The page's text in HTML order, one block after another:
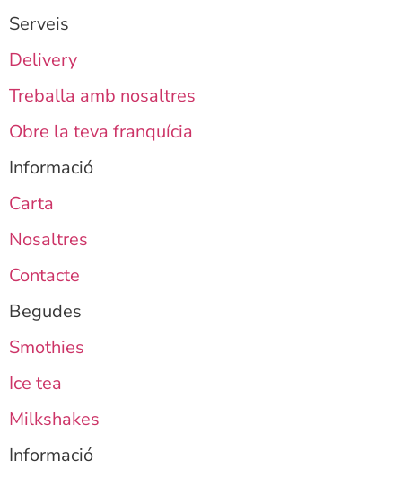
Serveis
Delivery
Treballa amb nosaltres
Obre la teva franquícia
Informació
Carta
Nosaltres
Contacte
Begudes
Smothies
Ice tea
Milkshakes
Informació